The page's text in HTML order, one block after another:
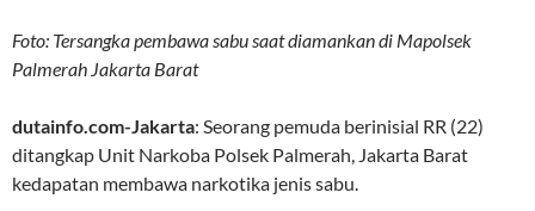
Foto: Tersangka pembawa sabu saat diamankan di Mapolsek
Palmerah Jakarta Barat
dutainfo.com-Jakarta: Seorang pemuda berinisial RR (22)
ditangkap Unit Narkoba Polsek Palmerah, Jakarta Barat
kedapatan membawa narkotika jenis sabu.